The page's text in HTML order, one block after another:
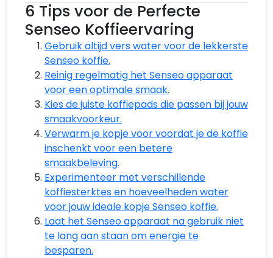
6 Tips voor de Perfecte
Senseo Koffieervaring
Gebruik altijd vers water voor de lekkerste
Senseo koffie.
Reinig regelmatig het Senseo apparaat
voor een optimale smaak.
Kies de juiste koffiepads die passen bij jouw
smaakvoorkeur.
Verwarm je kopje voor voordat je de koffie
inschenkt voor een betere
smaakbeleving.
Experimenteer met verschillende
koffiesterktes en hoeveelheden water
voor jouw ideale kopje Senseo koffie.
Laat het Senseo apparaat na gebruik niet
te lang aan staan om energie te
besparen.